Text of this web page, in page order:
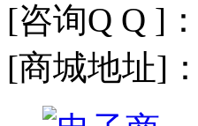
[咨询Q Q ]
[商城地址]：